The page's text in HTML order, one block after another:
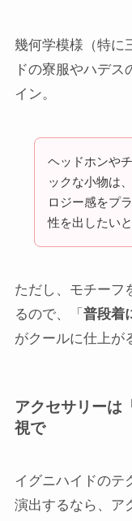
幾何学模様（特に
ドの寮服やハデ
イン。
ヘッドホンや
ックな小物は
ロジー感をプ
性を出したい
ただし、モチーフ
るので、「 普段着
がクールに仕上が
アクセサリーは
視で
イグニハイドのテ
演出するなら、ア